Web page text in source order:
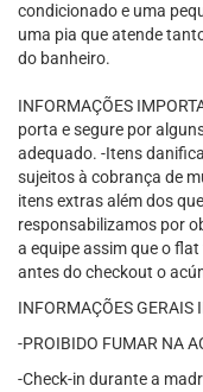
condicionado e uma
uma pia que atende
do banheiro.
INFORMAÇÕES
porta e segure por
adequado. -Itens
sujeitos à cobrança de
itens extras além dos
responsabilizamos por
a equipe assim que o
antes do checkout o
INFORMAÇÕES GERAIS
-PROIBIDO FUMAR NA
-Check-in durante a